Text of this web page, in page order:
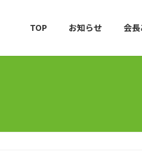
TOP お知らせ 会